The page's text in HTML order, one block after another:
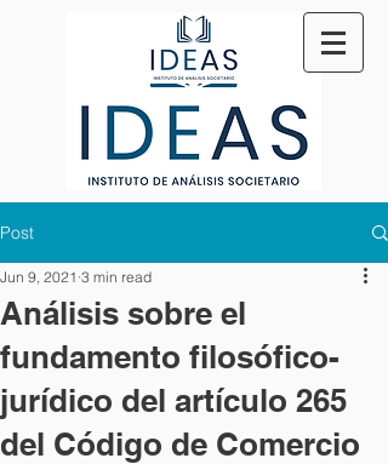
Post
Análisis sobre el
fundamento filosófico-
jurídico del artículo 265
del Código de Comercio
Jun 9, 2021 3 min read